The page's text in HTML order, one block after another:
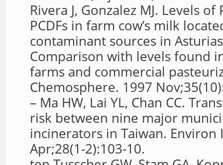
Rivera J, Gonzalez MJ. Levels of
PCDFs in farm cow’s milk
contaminant sources in
Comparison with levels found
farms and commercial
Chemosphere. 1997
– Ma HW, Lai YL, Chan CC.
risk between nine major
incinerators in Taiwan. Environ
Apr;28(1-2):103-10.